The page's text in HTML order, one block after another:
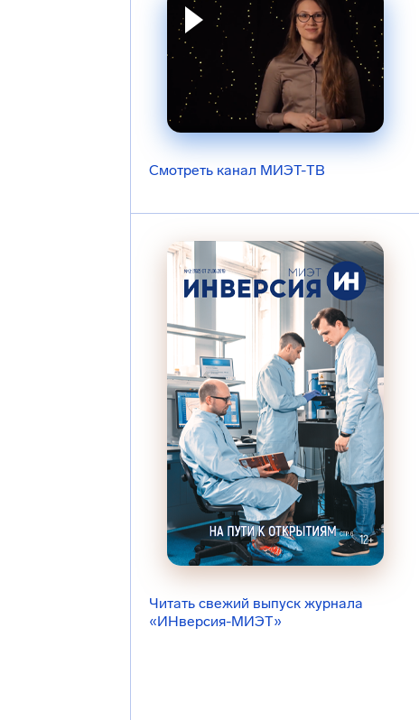
Смотреть канал МИЭТ-ТВ
Читать свежий выпуск журнала
«ИНверсия-МИЭТ»